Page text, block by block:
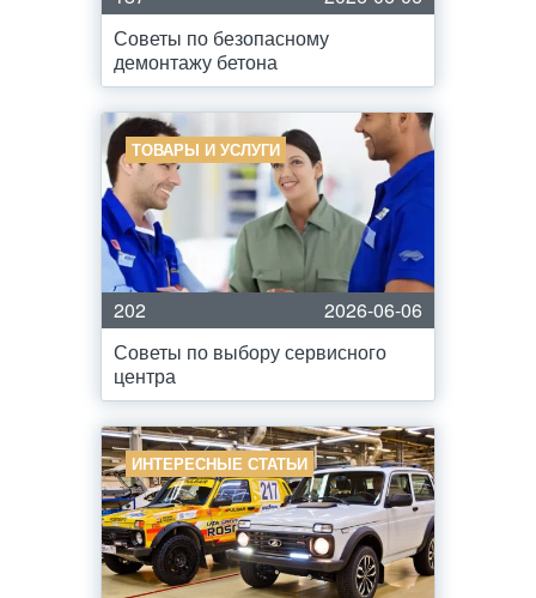
Советы по безопасному
демонтажу бетона
ТОВАРЫ И УСЛУГИ
202
2026-06-06
Советы по выбору сервисного
центра
ИНТЕРЕСНЫЕ СТАТЬИ